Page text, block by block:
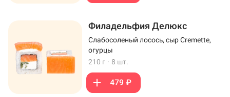
Филадельфия Делюкс
Слабосоленый лосось, сыр Cremette,
огурцы
210 г · 8 шт.
479 ₽